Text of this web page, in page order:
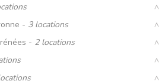
- 3 locations
- 2 locations